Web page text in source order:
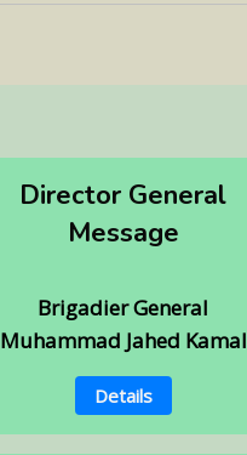
Director General
Message
Brigadier General
Muhammad Jahed Kamal
Details